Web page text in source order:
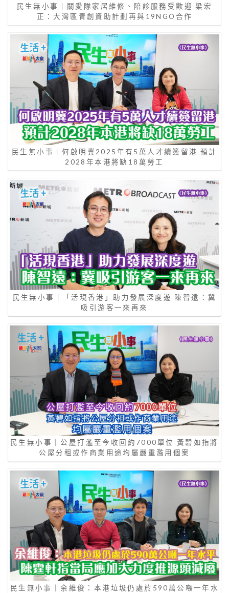
民生無小事｜關愛隊家居維修、陪診服務受歡迎 梁宏
正：大灣區青創資助計劃再與19NGO合作
民生無小事｜何啟明冀2025年有5萬人才續簽留港 預計
2028年本港將缺18萬勞工
民生無小事｜「活現香港」助力發展深度遊 陳智遠：冀
吸引游客一來再來
民生無小事｜公屋打濫至今收回約7000單位 黃碧如指將
公屋分租或作商業用途均屬嚴重濫用個案
民生無小事｜余維俊：本港垃圾仍處於590萬公噸一年水